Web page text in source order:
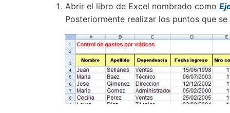
Abrir el libro de Excel nombrado como
Posteriormente realizar los puntos que